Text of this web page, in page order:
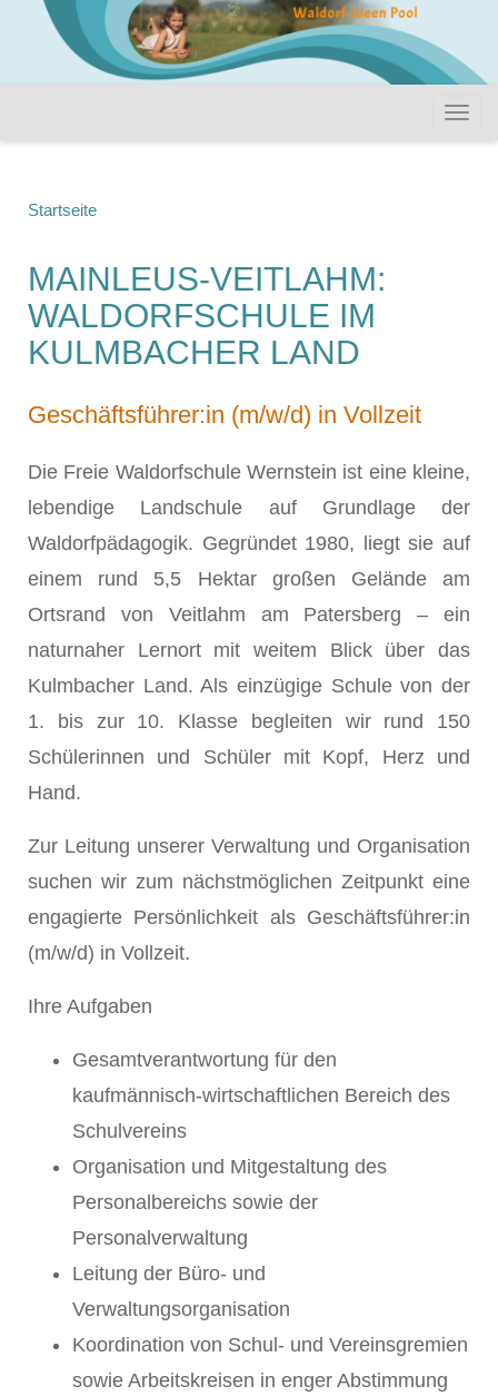
Startseite
MAINLEUS-VEITLAHM:
WALDORFSCHULE IM
KULMBACHER LAND
Geschäftsführer:in (m/w/d) in Vollzeit
Die Freie Waldorfschule Wernstein ist eine kleine,
lebendige Landschule auf Grundlage der
Waldorfpädagogik. Gegründet 1980, liegt sie auf
einem rund 5,5 Hektar großen Gelände am
Ortsrand von Veitlahm am Patersberg – ein
naturnaher Lernort mit weitem Blick über das
Kulmbacher Land. Als einzügige Schule von der
1. bis zur 10. Klasse begleiten wir rund 150
Schülerinnen und Schüler mit Kopf, Herz und
Hand.
Zur Leitung unserer Verwaltung und Organisation
suchen wir zum nächstmöglichen Zeitpunkt eine
engagierte Persönlichkeit als Geschäftsführer:in
(m/w/d) in Vollzeit.
Ihre Aufgaben
Gesamtverantwortung für den
kaufmännisch-wirtschaftlichen Bereich des
Schulvereins
Organisation und Mitgestaltung des
Personalbereichs sowie der
Personalverwaltung
Leitung der Büro- und
Verwaltungsorganisation
Koordination von Schul- und Vereinsgremien
sowie Arbeitskreisen in enger Abstimmung